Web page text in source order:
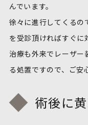
んでいます。
徐々に進行してくるの
を受診頂ければすぐに
治療も外来でレーザー
る処置ですので、ご安
術後に